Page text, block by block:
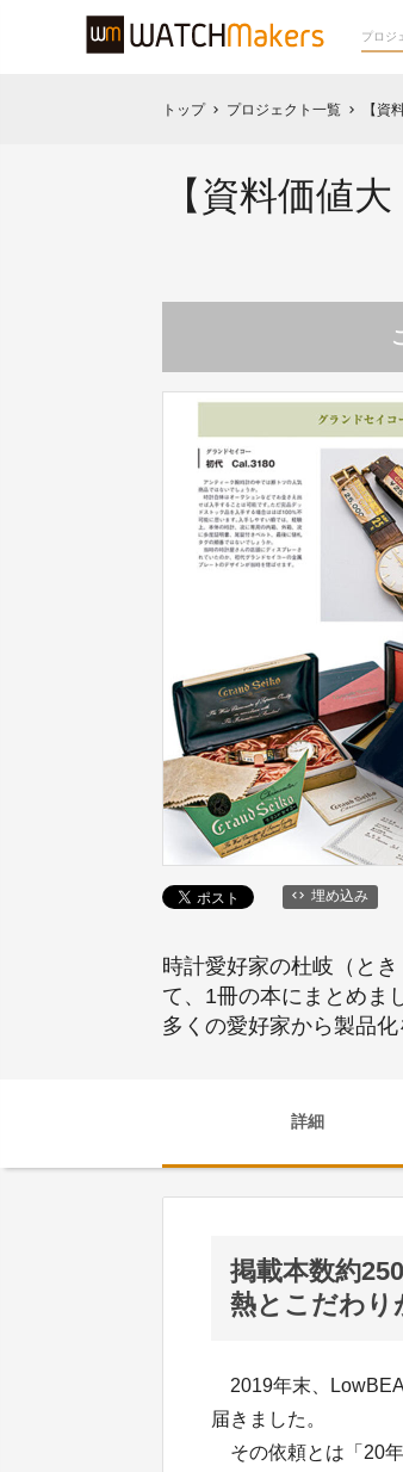
トップ chevron_right プロジェクト一覧 chevron_right 【資
【資料価値
埋め込み
時計愛好家の杜岐（と
て、1冊の本にまとめま
多くの愛好家から製品
詳細
掲載本数約
熱とこだわり
2019年末、
届きました。
その依頼とは「20